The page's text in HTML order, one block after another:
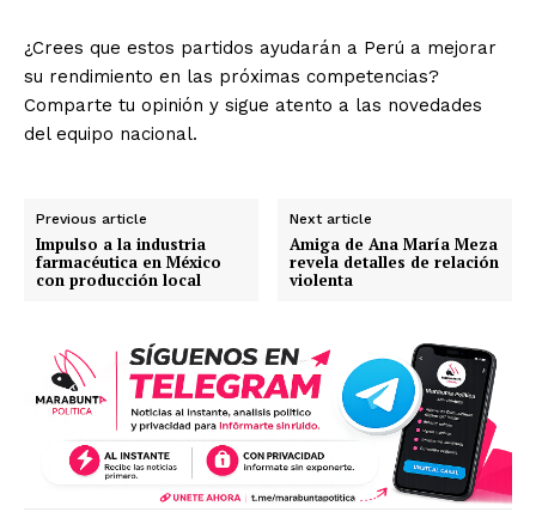
¿Crees que estos partidos ayudarán a Perú a mejorar
su rendimiento en las próximas competencias?
Comparte tu opinión y sigue atento a las novedades
del equipo nacional.
Previous article
Impulso a la industria
farmacéutica en México
con producción local
Next article
Amiga de Ana María Meza
revela detalles de relación
violenta